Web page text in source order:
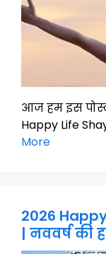
आज हम इस
Happy Life
More
2026
| नववर्ष की